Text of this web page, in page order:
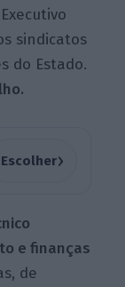
sindicatos
do Estado.
Escolher›
e finanças
de